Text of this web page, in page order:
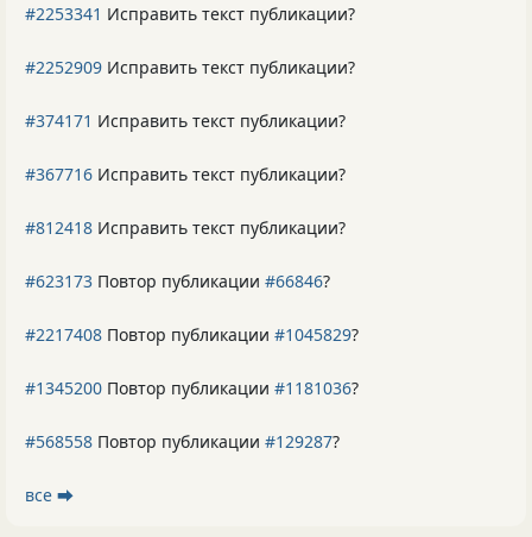
#2253341 Исправить текст публикации?
#2252909 Исправить текст публикации?
#374171 Исправить текст публикации?
#367716 Исправить текст публикации?
#812418 Исправить текст публикации?
#623173 Повтор публикации #66846?
#2217408 Повтор публикации #1045829?
#1345200 Повтор публикации #1181036?
#568558 Повтор публикации #129287?
все ⮕